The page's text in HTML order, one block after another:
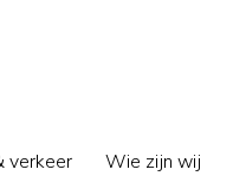
verkeer Wie zijn wij